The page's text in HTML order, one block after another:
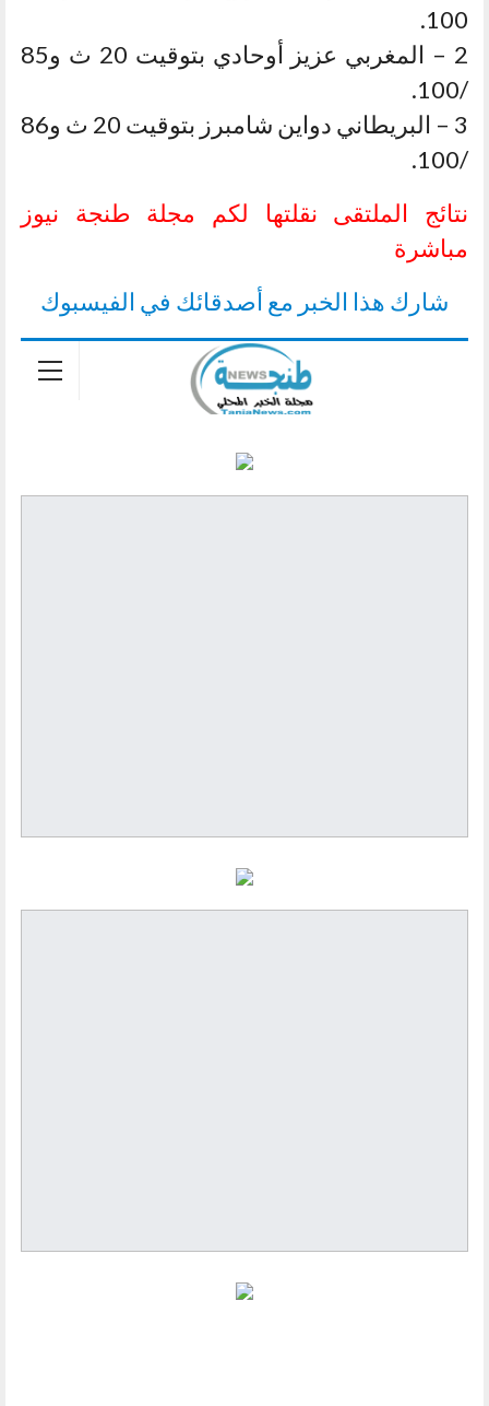
100.
2 – المغربي عزيز أوحادي بتوقيت 20 ث و85
/100.
3 – البريطاني دواين شامبرز بتوقيت 20 ث و86
/100.
نتائج الملتقى نقلتها لكم مجلة طنجة نيوز
مباشرة
شارك هذا الخبر مع أصدقائك في الفيسبوك